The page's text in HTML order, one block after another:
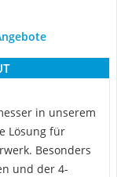
in unserem
Lösung für
Besonders
und der 4-